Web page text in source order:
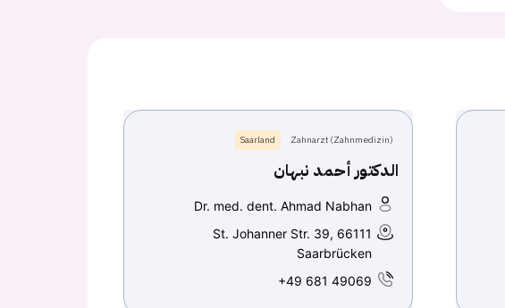
Zahnarzt (Zahnmedizin)
Saarland
الدكتور أحمد نبهان
Dr. med. dent. Ahmad Nabhan
St. Johanner Str. 39, 66111
Saarbrücken
+49 681 49069